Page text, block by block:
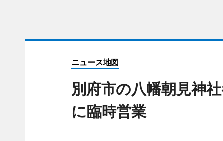
ニュース地図
別府市の八幡朝見神
に臨時営業